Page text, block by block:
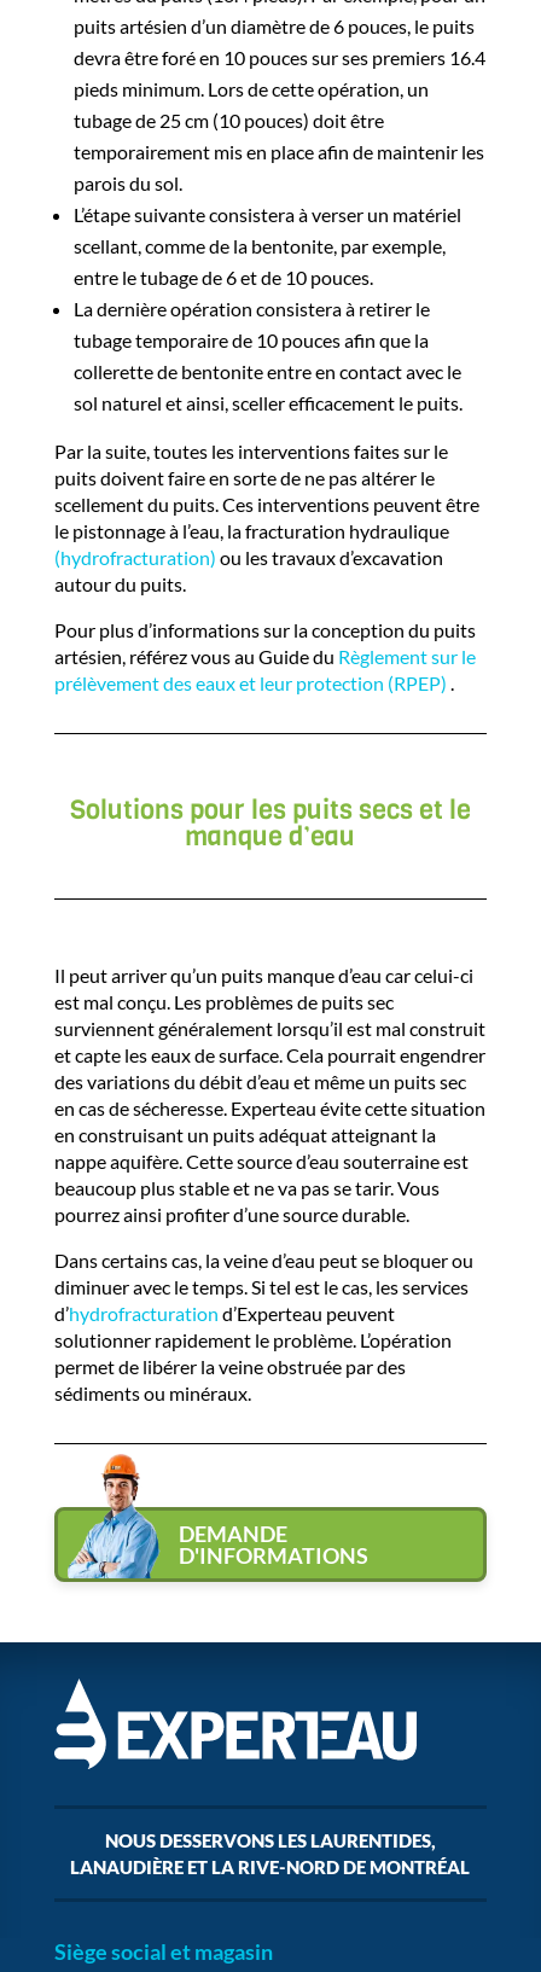
puits artésien d’un diamètre de 6 pouces, le puits
devra être foré en 10 pouces sur ses premiers 16.4
pieds minimum. Lors de cette opération, un
tubage de 25 cm (10 pouces) doit être
temporairement mis en place afin de maintenir les
parois du sol.
L’étape suivante consistera à verser un matériel
scellant, comme de la bentonite, par exemple,
entre le tubage de 6 et de 10 pouces.
La dernière opération consistera à retirer le
tubage temporaire de 10 pouces afin que la
collerette de bentonite entre en contact avec le
sol naturel et ainsi, sceller efficacement le puits.
Par la suite, toutes les interventions faites sur le
puits doivent faire en sorte de ne pas altérer le
scellement du puits. Ces interventions peuvent être
le pistonnage à l’eau, la fracturation hydraulique
(hydrofracturation) ou les travaux d’excavation
autour du puits.
Pour plus d’informations sur la conception du puits
artésien, référez vous au Guide du Règlement sur le
prélèvement des eaux et leur protection (RPEP) .
Solutions pour les puits secs et le
manque d’eau
Il peut arriver qu’un puits manque d’eau car celui-ci
est mal conçu. Les problèmes de puits sec
surviennent généralement lorsqu’il est mal construit
et capte les eaux de surface. Cela pourrait engendrer
des variations du débit d’eau et même un puits sec
en cas de sécheresse. Experteau évite cette situation
en construisant un puits adéquat atteignant la
nappe aquifère. Cette source d’eau souterraine est
beaucoup plus stable et ne va pas se tarir. Vous
pourrez ainsi profiter d’une source durable.
Dans certains cas, la veine d’eau peut se bloquer ou
diminuer avec le temps. Si tel est le cas, les services
d’hydrofracturation d’Experteau peuvent
solutionner rapidement le problème. L’opération
permet de libérer la veine obstruée par des
sédiments ou minéraux.
DEMANDE
D'INFORMATIONS
NOUS DESSERVONS LES LAURENTIDES,
LANAUDIÈRE ET LA RIVE-NORD DE MONTRÉAL
Siège social et magasin